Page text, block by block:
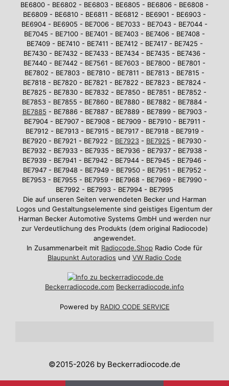
BE6800 - BE6802 - BE6803 - BE6805 - BE6806 - BE6808 -
BE6809 - BE6810 - BE6811 - BE6812 - BE6901 - BE6903 -
BE6904 - BE6905 - BE7006 - BE7033 - BE7043 - BE7044 -
BE7045 - BE7100 - BE7401 - BE7403 - BE7406 - BE7408 -
BE7409 - BE7410 - BE7411 - BE7412 - BE7417 - BE7425 -
BE7430 - BE7432 - BE7433 - BE7434 - BE7435 - BE7436 -
BE7440 - BE7442 - BE7561 - BE7603 - BE7800 - BE7801 -
BE7802 - BE7803 - BE7810 - BE7811 - BE7813 - BE7815 -
BE7818 - BE7820 - BE7821 - BE7822 - BE7823 - BE7824 -
BE7825 - BE7830 - BE7832 - BE7850 - BE7851 - BE7852 -
BE7853 - BE7855 - BE7860 - BE7880 - BE7882 - BE7884 -
BE7885 - BE7886 - BE7887 - BE7889 - BE7899 - BE7903 -
BE7904 - BE7907 - BE7908 - BE7909 - BE7910 - BE7911 -
BE7912 - BE7913 - BE7915 - BE7917 - BE7918 - BE7919 -
BE7920 - BE7921 - BE7922 - BE7923 - BE7925 - BE7930 -
BE7932 - BE7933 - BE7935 - BE7936 - BE7937 - BE7938 -
BE7939 - BE7941 - BE7942 - BE7944 - BE7945 - BE7946 -
BE7947 - BE7948 - BE7949 - BE7950 - BE7951 - BE7952 -
BE7953 - BE7955 - BE7959 - BE7968 - BE7969 - BE7990 -
BE7992 - BE7993 - BE7994 - BE7995
Die auf unseren Seiten verwendeten Becker und Harman
Logos und Gestaltungselemente sind geistiges Eigentum der
Harman Becker Automotive Systems GmbH und werden nur
zur Verdeutlichung des Produkts (dem original Radiocode)
angewendet.
In Zusammenarbeit mit Radiocode.Shop Radio Code für
Blaupunkt Autoradios und VW Radio Code
Beckerradiocode.com Beckerradiocode.info
Powered by RADIO CODE SERVICE
©2015-2026 by Beckerradiocode.de